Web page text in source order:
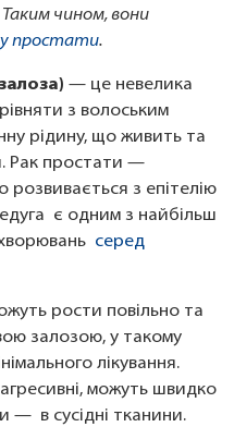
чином, вони
простати.
— це невелика
з волоським
рідину, що живить та
Рак простати —
розвивається з епітелію
є одним з найбільш
серед
рости повільно та
залозою, у такому
лікування.
можуть швидко
— в сусідні тканини.